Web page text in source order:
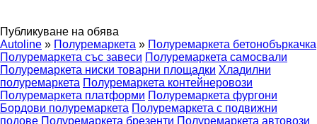
Публикуване на обява
Autoline » Полуремаркета » Полуремаркета бетонобъркачка
Полуремаркета със завеси Полуремаркета самосвали
Полуремаркета ниски товарни площадки Хладилни
полуремаркета Полуремаркета контейнеровози
Полуремаркета платформи Полуремаркета фургони
Бордови полуремаркета Полуремаркета с подвижни
подове Полуремаркета брезенти Полуремаркета автовози